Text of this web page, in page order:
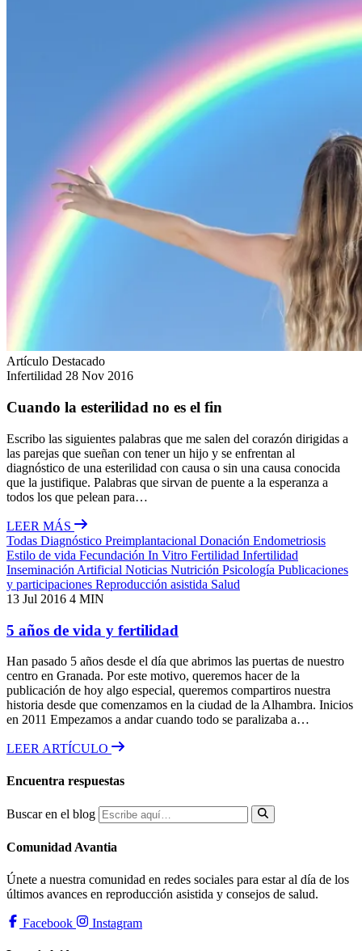
Artículo Destacado
Infertilidad 28 Nov 2016
Cuando la esterilidad no es el fin
Escribo las siguientes palabras que me salen del corazón dirigidas a
las parejas que sueñan con tener un hijo y se enfrentan al
diagnóstico de una esterilidad con causa o sin una causa conocida
que la justifique. Palabras que sirvan de puente a la esperanza a
todos los que pelean para…
LEER MÁS
Todas Diagnóstico Preimplantacional Donación Endometriosis
Estilo de vida Fecundación In Vitro Fertilidad Infertilidad
Inseminación Artificial Noticias Nutrición Psicología Publicaciones
y participaciones Reproducción asistida Salud
13 Jul 2016 4 MIN
5 años de vida y fertilidad
Han pasado 5 años desde el día que abrimos las puertas de nuestro
centro en Granada. Por este motivo, queremos hacer de la
publicación de hoy algo especial, queremos compartiros nuestra
historia desde que comenzamos en la ciudad de la Alhambra. Inicios
en 2011 Empezamos a andar cuando todo se paralizaba a…
LEER ARTÍCULO
Encuentra respuestas
Buscar en el blog
Comunidad Avantia
Únete a nuestra comunidad en redes sociales para estar al día de los
últimos avances en reproducción asistida y consejos de salud.
Facebook Instagram